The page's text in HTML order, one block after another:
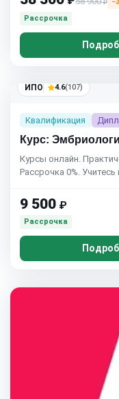
Рассрочка
ИПО 4.6(107)
Квалификация
Курс:
Курсы онлайн.
Рассрочка 0%.
9 500 ₽
Рассрочка